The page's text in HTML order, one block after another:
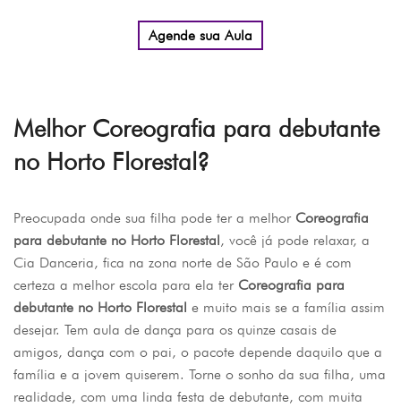
Agende sua Aula
Melhor Coreografia para debutante
no Horto Florestal?
Preocupada onde sua filha pode ter a melhor Coreografia
para debutante no Horto Florestal, você já pode relaxar, a
Cia Danceria, fica na zona norte de São Paulo e é com
certeza a melhor escola para ela ter Coreografia para
debutante no Horto Florestal e muito mais se a família assim
desejar. Tem aula de dança para os quinze casais de
amigos, dança com o pai, o pacote depende daquilo que a
família e a jovem quiserem. Torne o sonho da sua filha, uma
realidade, com uma linda festa de debutante, com muita